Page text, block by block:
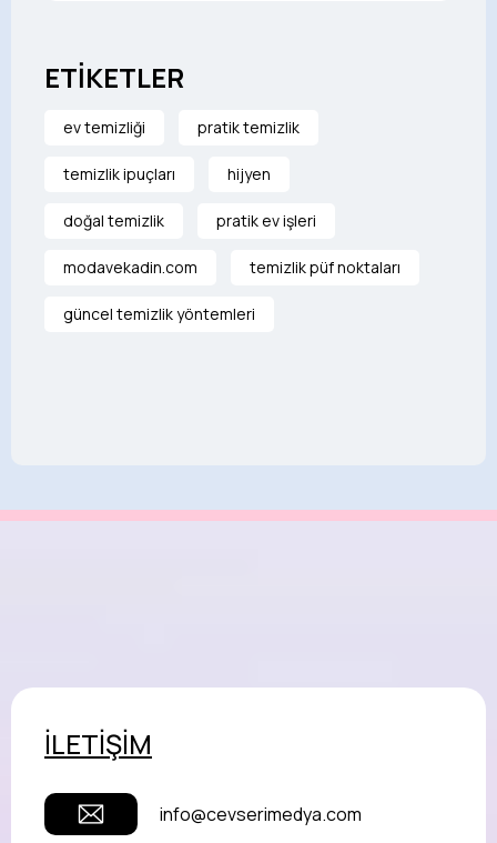
ETİKETLER
ev temizliği pratik temizlik
temizlik ipuçları hijyen
doğal temizlik pratik ev işleri
modavekadin.com temizlik püf noktaları
güncel temizlik yöntemleri
İLETİŞİM
info@cevserimedya.com